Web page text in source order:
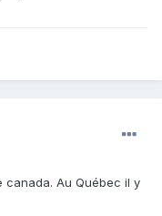
canada. Au Québec il y